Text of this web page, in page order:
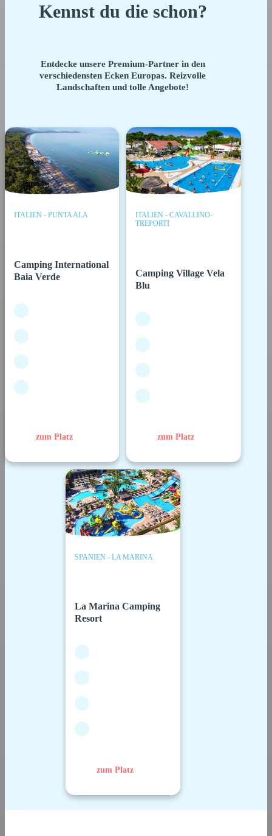
Kennst du die schon?
Entdecke unsere Premium-Partner in den
verschiedensten Ecken Europas. Reizvolle
Landschaften und tolle Angebote!
ITALIEN - PUNTA ALA
Camping International
Baia Verde
zum Platz
ITALIEN - CAVALLINO-
TREPORTI
Camping Village Vela
Blu
zum Platz
SPANIEN - LA MARINA
La Marina Camping
Resort
zum Platz